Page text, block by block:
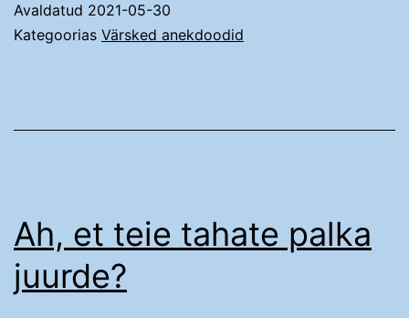
Avaldatud 2021-05-30
Kategoorias Värsked anekdoodid
Ah, et teie tahate palka
juurde?